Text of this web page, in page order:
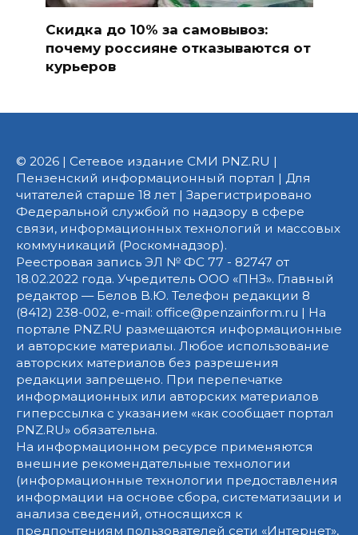
Скидка до 10% за самовывоз:
почему россияне отказываются от
курьеров
© 2026 | Сетевое издание СМИ PNZ.RU |
Пензенский информационный портал | Для
читателей старше 18 лет | Зарегистрировано
Федеральной службой по надзору в сфере
связи, информационных технологий и массовых
коммуникаций (Роскомнадзор).
Реестровая запись ЭЛ № ФС 77 - 82747 от
18.02.2022 года. Учредитель ООО «ПНЗ». Главный
редактор — Белов В.Ю. Телефон редакции 8
(8412) 238-002, e-mail: office@penzainform.ru | На
портале PNZ.RU размещаются информационные
и авторские материалы. Любое использование
авторских материалов без разрешения
редакции запрещено. При перепечатке
информационных или авторских материалов
гиперссылка с указанием «как сообщает портал
PNZ.RU» обязательна.
На информационном ресурсе применяются
внешние рекомендательные технологии
(информационные технологии предоставления
информации на основе сбора, систематизации и
анализа сведений, относящихся к
предпочтениям пользователей сети «Интернет»,